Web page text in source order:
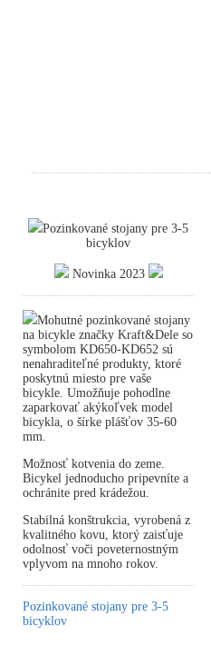
Pozinkované stojany pre 3-5
bicyklov
Novinka 2023
Mohutné pozinkované stojany
na bicykle značky Kraft&Dele so
symbolom KD650-KD652 sú
nenahraditeľné produkty, ktoré
poskytnú miesto pre vaše
bicykle. Umožňuje pohodlne
zaparkovať akýkoľvek model
bicykla, o šírke plášťov 35-60
mm.
Možnosť kotvenia do zeme.
Bicykel jednoducho pripevníte a
ochránite pred krádežou.
Stabilná konštrukcia, vyrobená z
kvalitného kovu, ktorý zaisťuje
odolnosť voči poveternostným
vplyvom na mnoho rokov.
Pozinkované stojany pre 3-5
bicyklov